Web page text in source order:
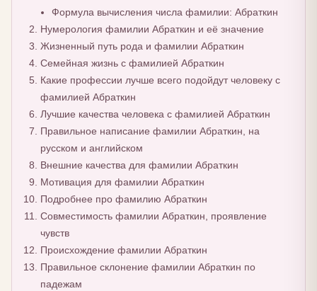
Формула вычисления числа фамилии: Абраткин
Нумерология фамилии Абраткин и её значение
Жизненный путь рода и фамилии Абраткин
Семейная жизнь с фамилией Абраткин
Какие профессии лучше всего подойдут человеку с
фамилией Абраткин
Лучшие качества человека с фамилией Абраткин
Правильное написание фамилии Абраткин, на
русском и английском
Внешние качества для фамилии Абраткин
Мотивация для фамилии Абраткин
Подробнее про фамилию Абраткин
Совместимость фамилии Абраткин, проявление
чувств
Происхождение фамилии Абраткин
Правильное склонение фамилии Абраткин по
падежам